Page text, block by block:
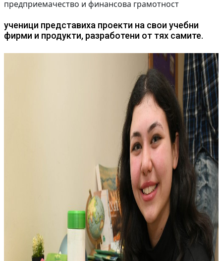
предприемачество и финансова грамотност
ученици представиха проекти на свои учебни
фирми и продукти, разработени от тях самите.